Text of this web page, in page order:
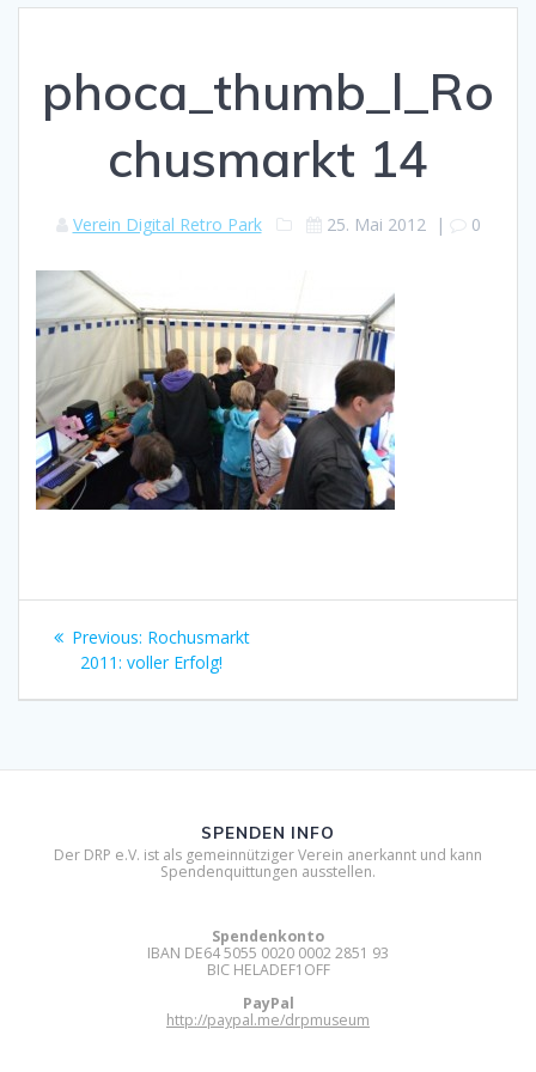
phoca_thumb_l_Ro
chusmarkt 14
Verein Digital Retro Park 25. Mai 2012 | 0
Beitragsnavigation
Previous: Previous
post:
Rochusmarkt
2011: voller Erfolg!
SPENDEN INFO
Der DRP e.V. ist als gemeinnütziger Verein anerkannt und kann
Spendenquittungen ausstellen.
Spendenkonto
IBAN DE64 5055 0020 0002 2851 93
BIC HELADEF1OFF
PayPal
http://paypal.me/drpmuseum